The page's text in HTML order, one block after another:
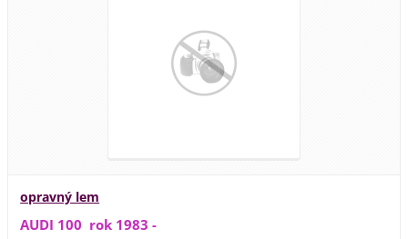
opravný lem
AUDI 100 rok 1983 -